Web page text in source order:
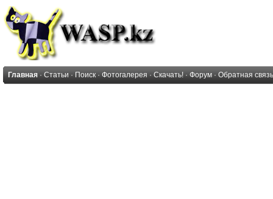
Главная · Статьи · Поиск · Фотогалерея · Скачать! · Форум · Обратная связь